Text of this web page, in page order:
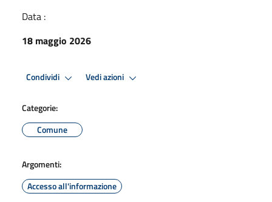
Data :
18 maggio 2026
Condividi Vedi azioni
Categorie:
Comune
Argomenti:
Accesso all'informazione